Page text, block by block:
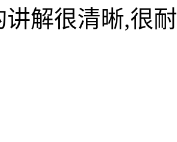
讲解很清晰,很